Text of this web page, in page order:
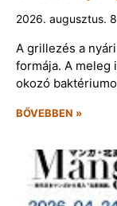
2026. augusztus.
A grillezés a
formája. A meleg
okozó
BŐVEBBEN »